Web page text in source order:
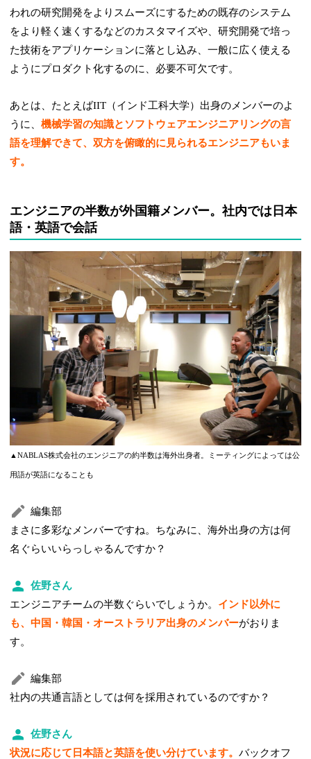
われの研究開発をよりスムーズにするための既存のシステム
をより軽く速くするなどのカスタマイズや、研究開発で培っ
た技術をアプリケーションに落とし込み、一般に広く使える
ようにプロダクト化するのに、必要不可欠です。
あとは、たとえばIIT（インド工科大学）出身のメンバーのよ
うに、機械学習の知識とソフトウェアエンジニアリングの言
語を理解できて、双方を俯瞰的に見られるエンジニアもいま
す。
エンジニアの半数が外国籍メンバー。社内では日本
語・英語で会話
▲NABLAS株式会社のエンジニアの約半数は海外出身者。ミーティングによっては公
用語が英語になることも
編集部
まさに多彩なメンバーですね。ちなみに、海外出身の方は何
名ぐらいいらっしゃるんですか？
佐野さん
エンジニアチームの半数ぐらいでしょうか。 インド以外に
も、中国・韓国・オーストラリア出身のメンバーがおりま
す。
編集部
社内の共通言語としては何を採用されているのですか？
佐野さん
状況に応じて日本語と英語を使い分けています。バックオフ